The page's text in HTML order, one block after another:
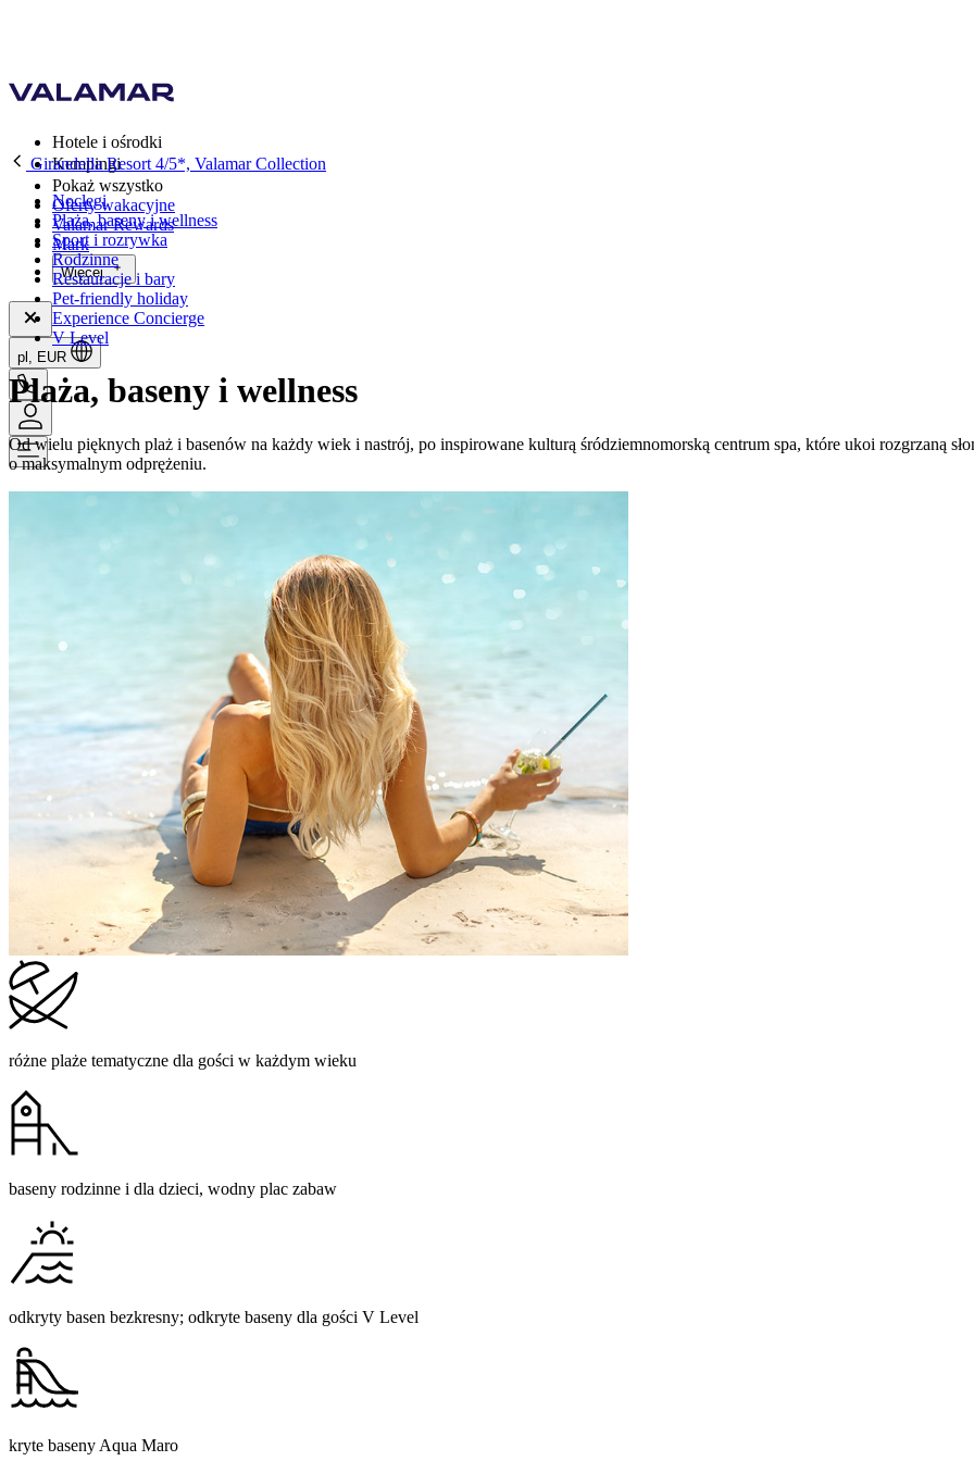
Hotele i ośrodki
Kempingi
Pokaż wszystko
Oferty wakacyjne
Valamar Rewards
Mark
Więcej
pl, EUR
Girandella Resort 4/5*, Valamar Collection
Noclegi
Plaża, baseny i wellness
Sport i rozrywka
Rodzinne
Restauracje i bary
Pet-friendly holiday
Experience Concierge
V Level
Plaża, baseny i wellness
Od wielu pięknych plaż i basenów na każdy wiek i nastrój, po inspirowane kulturą śródziemnomorską centrum spa, które ukoi rozgrzaną
o maksymalnym odprężeniu.
różne plaże tematyczne dla gości w każdym wieku
baseny rodzinne i dla dzieci, wodny plac zabaw
odkryty basen bezkresny; odkryte baseny dla gości V Level
kryte baseny Aqua Maro